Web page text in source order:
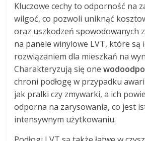
Kluczowe cechy to odporność na
wilgoć, co pozwoli uniknąć
oraz uszkodzeń spowodowanych
na panele winylowe LVT, które są
rozwiązaniem dla mieszkań na
Charakteryzują się one
chroni podłogę w przypadku
jak pralki czy zmywarki, a ich
odporna na zarysowania, co jest
intensywnym użytkowaniu.